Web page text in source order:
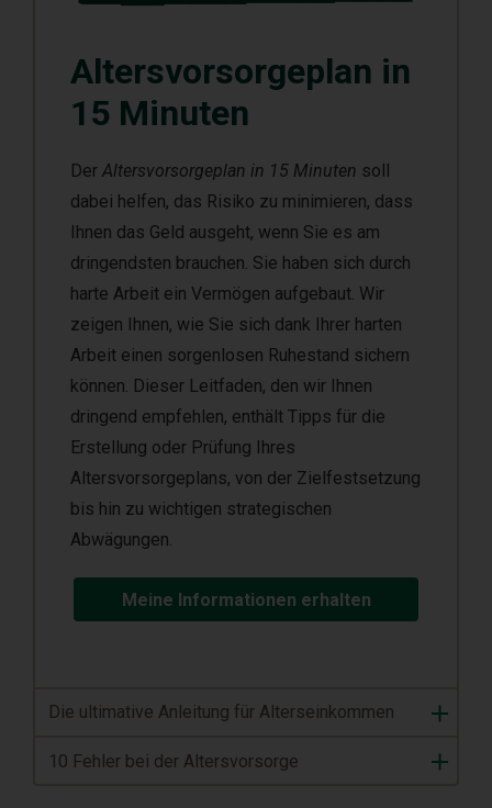
Altersvorsorgeplan in
15 Minuten
Der Altersvorsorgeplan in 15 Minuten soll
dabei helfen, das Risiko zu minimieren, dass
Ihnen das Geld ausgeht, wenn Sie es am
dringendsten brauchen. Sie haben sich durch
harte Arbeit ein Vermögen aufgebaut. Wir
zeigen Ihnen, wie Sie sich dank Ihrer harten
Arbeit einen sorgenlosen Ruhestand sichern
können. Dieser Leitfaden, den wir Ihnen
dringend empfehlen, enthält Tipps für die
Erstellung oder Prüfung Ihres
Altersvorsorgeplans, von der Zielfestsetzung
bis hin zu wichtigen strategischen
Abwägungen.
Meine Informationen erhalten
Die ultimative Anleitung für Alterseinkommen
10 Fehler bei der Altersvorsorge